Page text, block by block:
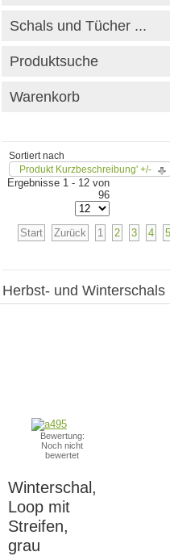
Schals und Tücher ...
Produktsuche
Warenkorb
Sortiert nach
Produkt Kurzbeschreibung' +/-
Ergebnisse 1 - 12 von
96
Start Zurück 1 2 3 4 5
Herbst- und Winterschals
Bewertung:
Noch nicht
bewertet
Winterschal,
Loop mit
Streifen,
grau